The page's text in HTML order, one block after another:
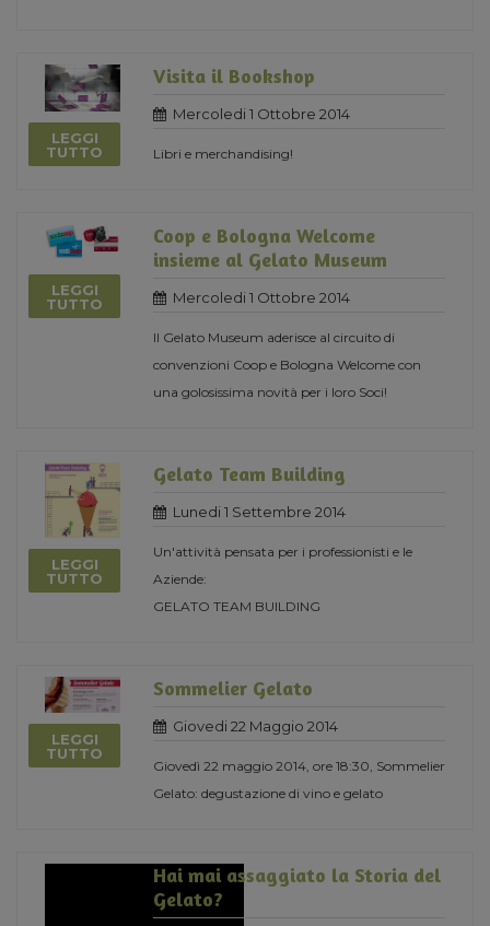
LEGGI
TUTTO
Visita il Bookshop
Mercoledi 1 Ottobre 2014
Libri e merchandising!
LEGGI
TUTTO
Coop e Bologna Welcome
insieme al Gelato Museum
Mercoledi 1 Ottobre 2014
Il Gelato Museum aderisce al circuito di
convenzioni Coop e Bologna Welcome con
una golosissima novità per i loro Soci!
LEGGI
TUTTO
Gelato Team Building
Lunedi 1 Settembre 2014
Un'attività pensata per i professionisti e le
Aziende:
GELATO TEAM BUILDING
LEGGI
TUTTO
Sommelier Gelato
Giovedi 22 Maggio 2014
Giovedì 22 maggio 2014, ore 18:30, Sommelier
Gelato: degustazione di vino e gelato
Hai mai assaggiato la Storia del
Gelato?